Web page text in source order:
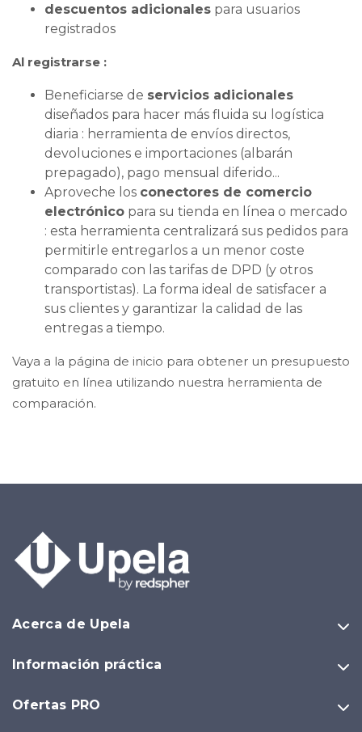
descuentos adicionales para usuarios
registrados
Al registrarse :
Beneficiarse de servicios adicionales
diseñados para hacer más fluida su logística
diaria : herramienta de envíos directos,
devoluciones e importaciones (albarán
prepagado), pago mensual diferido...
Aproveche los conectores de comercio
electrónico para su tienda en línea o mercado
: esta herramienta centralizará sus pedidos para
permitirle entregarlos a un menor coste
comparado con las tarifas de DPD (y otros
transportistas). La forma ideal de satisfacer a
sus clientes y garantizar la calidad de las
entregas a tiempo.
Vaya a la página de inicio para obtener un presupuesto
gratuito en línea utilizando nuestra herramienta de
comparación.
Acerca de Upela
Información práctica
Ofertas PRO